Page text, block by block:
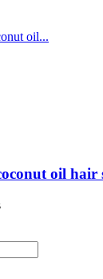
oil hair